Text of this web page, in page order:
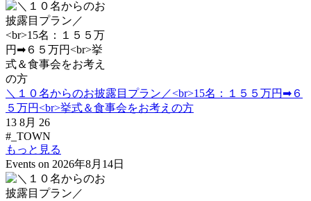
＼１０名からのお披露目プラン／<br>15名：１５５万円➡６
５万円<br>挙式＆食事会をお考えの方
13 8月 26
#_TOWN
もっと見る
Events on 2026年8月14日